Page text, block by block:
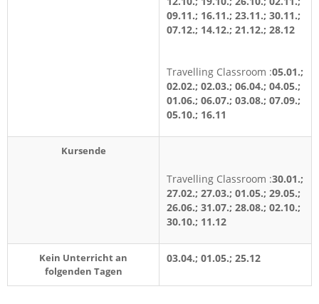
09.11.; 16.11.; 23.11.; 30.11.;
07.12.; 14.12.; 21.12.; 28.12
Travelling Classroom :05.01.;
02.02.; 02.03.; 06.04.; 04.05.;
01.06.; 06.07.; 03.08.; 07.09.;
05.10.; 16.11
Kursende
Travelling Classroom :30.01.;
27.02.; 27.03.; 01.05.; 29.05.;
26.06.; 31.07.; 28.08.; 02.10.;
30.10.; 11.12
Kein Unterricht an
folgenden Tagen
03.04.; 01.05.; 25.12